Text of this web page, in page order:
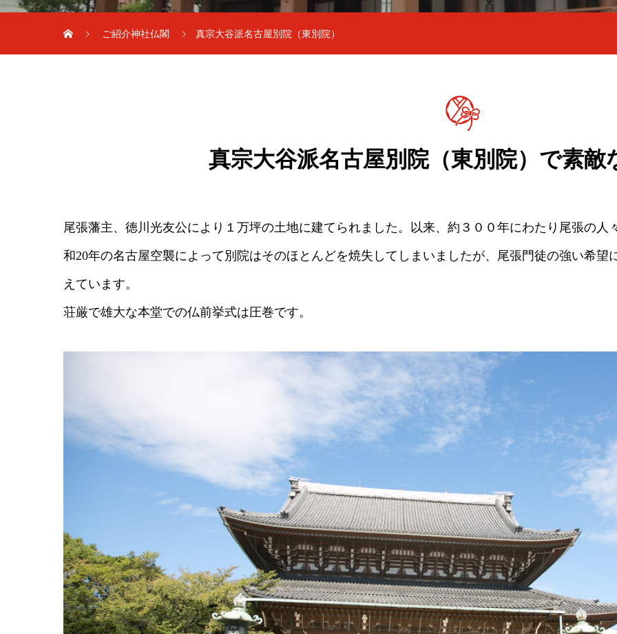
ご紹介神社仏閣 真宗大谷派名古屋別院（東別院）
真宗大谷派名古屋別院（東別院）で素敵
尾張藩主、徳川光友公により１万坪の土地に建てられました。以来、約３００年にわたり尾張の
和20年の名古屋空襲によって別院はそのほとんどを焼失してしまいましたが、尾張門徒の強い希
えています。
荘厳で雄大な本堂での仏前挙式は圧巻です。